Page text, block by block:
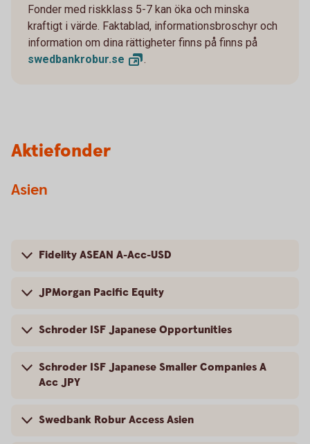
Fonder med riskklass 5-7 kan öka och minska
kraftigt i värde. Faktablad, informationsbroschyr och
information om dina rättigheter finns på finns på
swedbankrobur.se
Aktiefonder
Asien
Fidelity ASEAN A-Acc-USD
JPMorgan Pacific Equity
Schroder ISF Japanese Opportunities
Schroder ISF Japanese Smaller Companies A
Acc JPY
Swedbank Robur Access Asien